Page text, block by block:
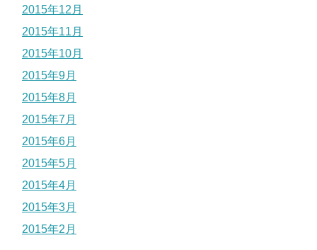
2015年12月
2015年11月
2015年10月
2015年9月
2015年8月
2015年7月
2015年6月
2015年5月
2015年4月
2015年3月
2015年2月